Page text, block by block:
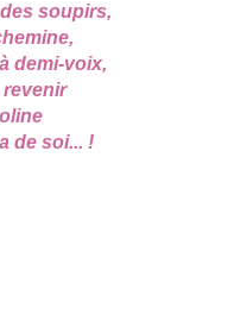
soupirs,
demi-voix,
revenir
de soi... !